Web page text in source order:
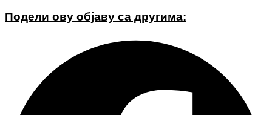
Подели ову објаву са другима: